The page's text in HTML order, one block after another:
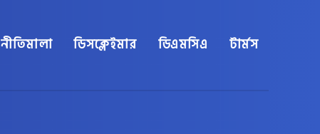
নীতিমালা ডিসক্লেইমার ডিএমসিএ টার্মস